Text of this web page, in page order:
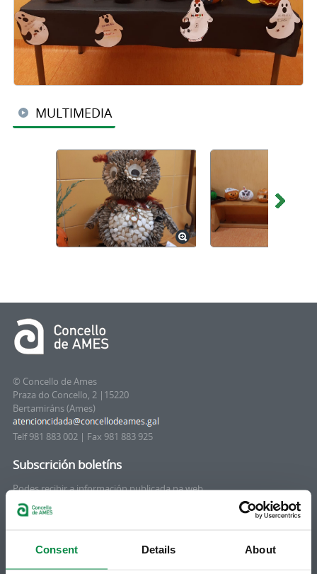
Consent Details About
MULTIMEDIA
© Concello de Ames
Praza do Concello, 2 |15220
Bertamiráns (Ames)
Telf 981 883 002 | Fax 981 883 925
Subscrición boletíns
Podes recibir a información publicada na web
municipal no teu correo electrónico mediante
unha subscrición ao boletín de novidades.